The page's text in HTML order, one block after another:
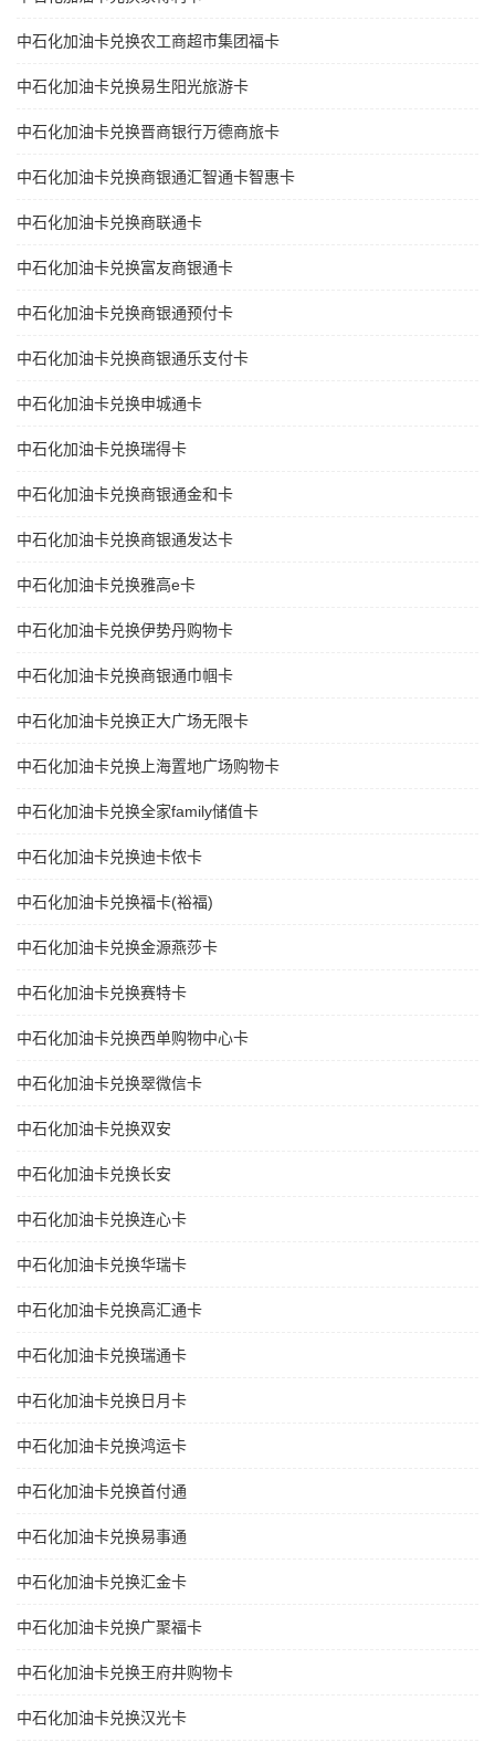
中石化加油卡兑换农工商超市集团福卡
中石化加油卡兑换易生阳光旅游卡
中石化加油卡兑换晋商银行万德商旅卡
中石化加油卡兑换商银通汇智通卡智惠卡
中石化加油卡兑换商联通卡
中石化加油卡兑换富友商银通卡
中石化加油卡兑换商银通预付卡
中石化加油卡兑换商银通乐支付卡
中石化加油卡兑换申城通卡
中石化加油卡兑换瑞得卡
中石化加油卡兑换商银通金和卡
中石化加油卡兑换商银通发达卡
中石化加油卡兑换雅高e卡
中石化加油卡兑换伊势丹购物卡
中石化加油卡兑换商银通巾帼卡
中石化加油卡兑换正大广场无限卡
中石化加油卡兑换上海置地广场购物卡
中石化加油卡兑换全家family储值卡
中石化加油卡兑换迪卡侬卡
中石化加油卡兑换福卡(裕福)
中石化加油卡兑换金源燕莎卡
中石化加油卡兑换赛特卡
中石化加油卡兑换西单购物中心卡
中石化加油卡兑换翠微信卡
中石化加油卡兑换双安
中石化加油卡兑换长安
中石化加油卡兑换连心卡
中石化加油卡兑换华瑞卡
中石化加油卡兑换高汇通卡
中石化加油卡兑换瑞通卡
中石化加油卡兑换日月卡
中石化加油卡兑换鸿运卡
中石化加油卡兑换首付通
中石化加油卡兑换易事通
中石化加油卡兑换汇金卡
中石化加油卡兑换广聚福卡
中石化加油卡兑换王府井购物卡
中石化加油卡兑换汉光卡